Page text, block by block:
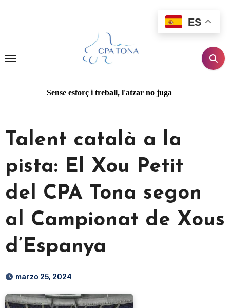
Sense esforç i treball, l'atzar no juga
Talent català a la
pista: El Xou Petit
del CPA Tona segon
al Campionat de Xous
d’Espanya
marzo 25, 2024
ES